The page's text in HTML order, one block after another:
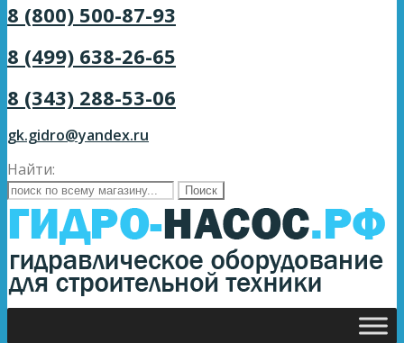
8 (800) 500-87-93
8 (499) 638-26-65
8 (343) 288-53-06
gk.gidro@yandex.ru
Найти: